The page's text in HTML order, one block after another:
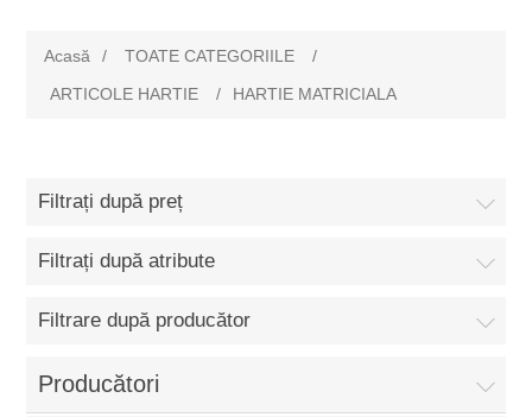
Acasă / TOATE CATEGORIILE
/
ARTICOLE HARTIE
/ HARTIE MATRICIALA
Filtrați după preț
Filtrați după atribute
Filtrare după producător
Producători